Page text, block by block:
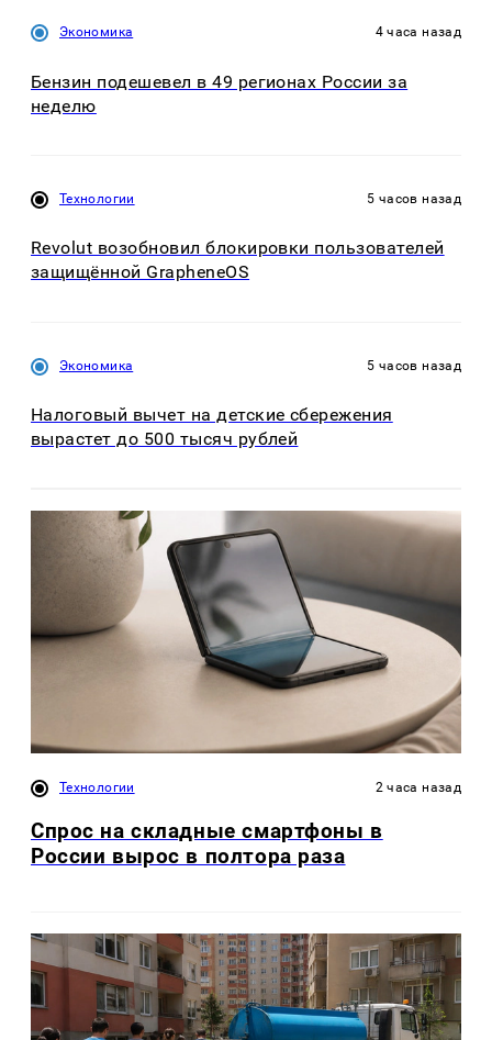
Экономика 4 часа назад
Бензин подешевел в 49 регионах России за
неделю
Технологии 5 часов назад
Revolut возобновил блокировки пользователей
защищённой GrapheneOS
Экономика 5 часов назад
Налоговый вычет на детские сбережения
вырастет до 500 тысяч рублей
Технологии 2 часа назад
Спрос на складные смартфоны в
России вырос в полтора раза